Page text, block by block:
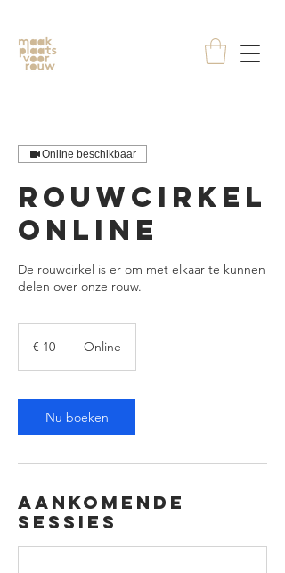
Online beschikbaar
Rouwcirkel
Online
De rouwcirkel is er om met elkaar te kunnen
delen over onze rouw.
€ 10 Online
Nu boeken
Aankomende
sessies